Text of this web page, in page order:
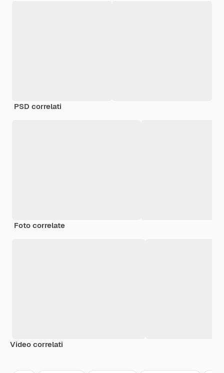
PSD correlati
Foto correlate
Video correlati